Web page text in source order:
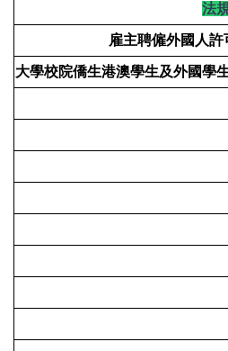
法
雇主聘僱外國人
大學校院僑生港澳學生及外國學